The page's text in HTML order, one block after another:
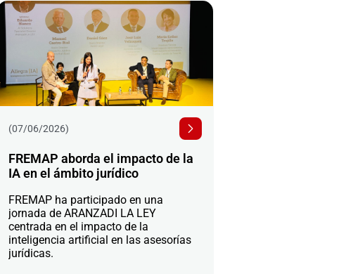
(07/06/2026)
FREMAP aborda el impacto de la
IA en el ámbito jurídico
FREMAP ha participado en una
jornada de ARANZADI LA LEY
centrada en el impacto de la
inteligencia artificial en las asesorías
jurídicas.